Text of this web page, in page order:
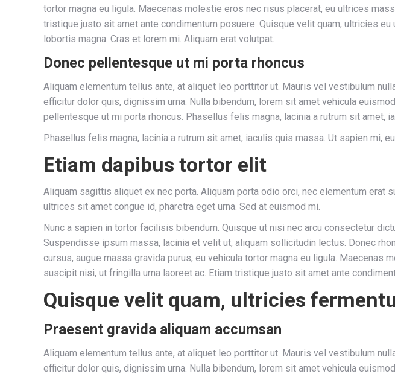
tortor magna eu ligula. Maecenas molestie eros nec risus placerat, eu ultrices
tristique justo sit amet ante condimentum posuere. Quisque velit quam, ultricies
lobortis magna. Cras et lorem mi. Aliquam erat volutpat.
Donec pellentesque ut mi porta rhoncus
Aliquam elementum tellus ante, at aliquet leo porttitor ut. Mauris vel vestibulum
efficitur dolor quis, dignissim urna. Nulla bibendum, lorem sit amet vehicula
pellentesque ut mi porta rhoncus. Phasellus felis magna, lacinia a rutrum sit
Phasellus felis magna, lacinia a rutrum sit amet, iaculis quis massa. Ut sapien mi,
Etiam dapibus tortor elit
Aliquam sagittis aliquet ex nec porta. Aliquam porta odio orci, nec elementum erat
ultrices sit amet congue id, pharetra eget urna. Sed at euismod mi.
Nunc a sapien in tortor facilisis bibendum. Quisque ut nisi nec arcu consectetur
Suspendisse ipsum massa, lacinia et velit ut, aliquam sollicitudin lectus. Donec
cursus, augue massa gravida purus, eu vehicula tortor magna eu ligula.
suscipit nisi, ut fringilla urna laoreet ac. Etiam tristique justo sit amet ante
Quisque velit quam, ultricies
Praesent gravida aliquam accumsan
Aliquam elementum tellus ante, at aliquet leo porttitor ut. Mauris vel vestibulum
efficitur dolor quis, dignissim urna. Nulla bibendum, lorem sit amet vehicula